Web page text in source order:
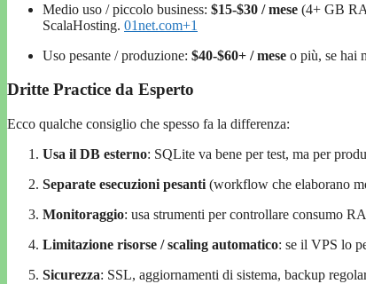
Medio uso / piccolo business: $15-$30 / mese (4+ GB
ScalaHosting. 01net.com+1
Uso pesante / produzione: $40-$60+ / mese o più, se hai
Dritte Practice da Esperto
Ecco qualche consiglio che spesso fa la differenza:
Usa il DB esterno: SQLite va bene per test, ma per
Separate esecuzioni pesanti (workflow che elaborano
Monitoraggio: usa strumenti per controllare consumo
Limitazione risorse / scaling automatico: se il VPS lo
Sicurezza: SSL, aggiornamenti di sistema, backup